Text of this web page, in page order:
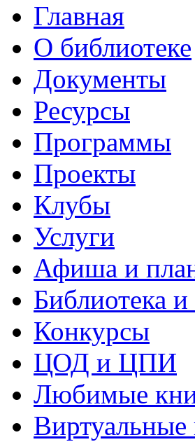
Главная
О библиотеке
Документы
Ресурсы
Программы
Проекты
Клубы
Услуги
Афиша и
Библиотека
Конкурсы
ЦОД и ЦПИ
Любимые
Виртуальные